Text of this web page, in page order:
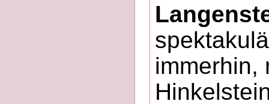
immerhin,